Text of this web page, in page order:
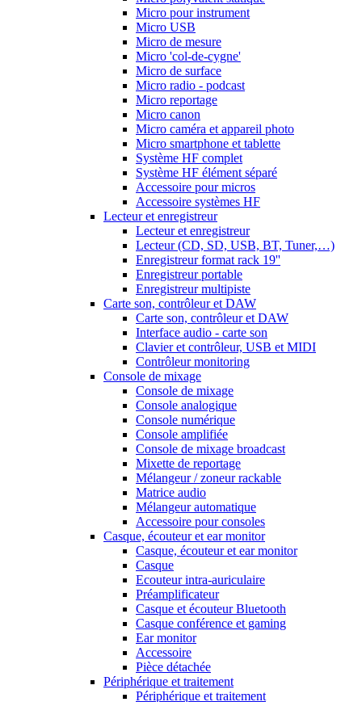
Micro pour instrument
Micro USB
Micro de mesure
Micro 'col-de-cygne'
Micro de surface
Micro radio - podcast
Micro reportage
Micro canon
Micro caméra et appareil photo
Micro smartphone et tablette
Système HF complet
Système HF élément séparé
Accessoire pour micros
Accessoire systèmes HF
Lecteur et enregistreur
Lecteur et enregistreur
Lecteur (CD, SD, USB, BT, Tuner,…)
Enregistreur format rack 19''
Enregistreur portable
Enregistreur multipiste
Carte son, contrôleur et DAW
Carte son, contrôleur et DAW
Interface audio - carte son
Clavier et contrôleur, USB et MIDI
Contrôleur monitoring
Console de mixage
Console de mixage
Console analogique
Console numérique
Console amplifiée
Console de mixage broadcast
Mixette de reportage
Mélangeur / zoneur rackable
Matrice audio
Mélangeur automatique
Accessoire pour consoles
Casque, écouteur et ear monitor
Casque, écouteur et ear monitor
Casque
Ecouteur intra-auriculaire
Préamplificateur
Casque et écouteur Bluetooth
Casque conférence et gaming
Ear monitor
Accessoire
Pièce détachée
Périphérique et traitement
Périphérique et traitement